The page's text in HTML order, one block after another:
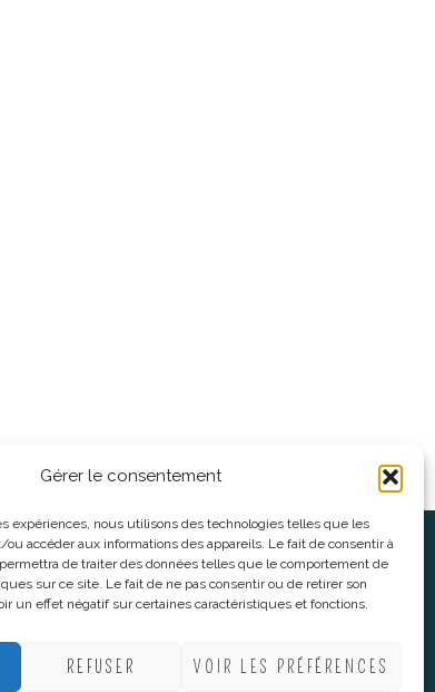
Gérer le consentement
expériences, nous utilisons des technologies telles que les
accéder aux informations des appareils. Le fait de consentir à
de traiter des données telles que le comportement de
sur ce site. Le fait de ne pas consentir ou de retirer son
un effet négatif sur certaines caractéristiques et fonctions.
REFUSER VOIR LES PRÉFÉRENCES
Informations légales
CGV
Politique De Confidentialité